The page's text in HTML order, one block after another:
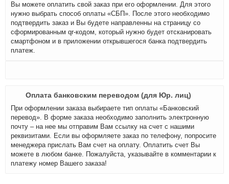
Вы можете оплатить свой заказ при его оформлении. Для этого
нужно выбрать способ оплаты «СБП». После этого необходимо
подтвердить заказ и Вы будете направленны на страницу со
сформированным qr-кодом, который нужно будет отсканировать
смартфоном и в приложении открывшегося банка подтвердить
платеж.
Оплата банковским переводом (для Юр. лиц)
При оформлении заказа выбираете тип оплаты «Банковский
перевод». В форме заказа необходимо заполнить электронную
почту – на нее мы отправим Вам ссылку на счет с нашими
реквизитами. Если вы оформляете заказ по телефону, попросите
менеджера прислать Вам счет на оплату. Оплатить счет Вы
можете в любом банке. Пожалуйста, указывайте в комментарии к
платежу номер Вашего заказа!